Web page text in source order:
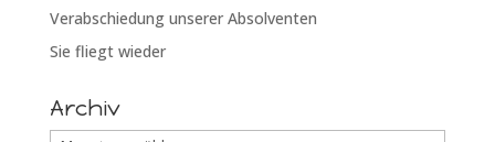
Verabschiedung unserer Absolventen
Sie fliegt wieder
Archiv